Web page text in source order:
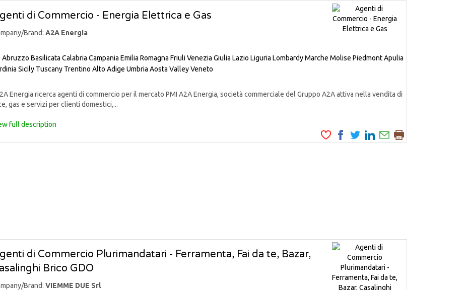
di Commercio - Energia Elettrica e Gas
Brand: A2A Energia
Abruzzo Basilicata Calabria Campania Emilia Romagna Friuli Venezia Giulia Lazio Liguria LombardyMarche Molise PiedmontApulia
Sicily Tuscany Trentino Alto Adige Umbria Aosta ValleyVeneto
Energia ricerca agenti di commercio per il mercato PMI A2A Energia, società commerciale del Gruppo A2A attiva nella vendita di
gas e servizi per clienti domestici,...
full description
di Commercio Plurimandatari - Ferramenta, Fai da te, Bazar,
Brico GDO
Brand: VIEMME DUE Srl